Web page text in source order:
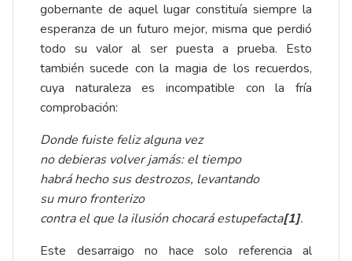
gobernante de aquel lugar constituía siempre la
esperanza de un futuro mejor, misma que perdió
todo su valor al ser puesta a prueba. Esto
también sucede con la magia de los recuerdos,
cuya naturaleza es incompatible con la fría
comprobación:
Donde fuiste feliz alguna vez
no debieras volver jamás: el tiempo
habrá hecho sus destrozos, levantando
su muro fronterizo
contra el que la ilusión chocará estupefacta[1].
Este desarraigo no hace solo referencia al